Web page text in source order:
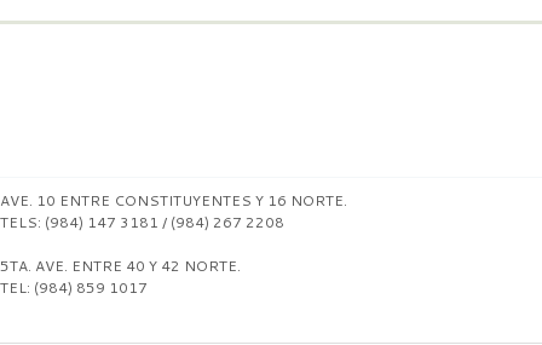
AVE. 10 ENTRE CONSTITUYENTES Y 16 NORTE.
TELS: (984) 147 3181 / (984) 267 2208
5TA. AVE. ENTRE 40 Y 42 NORTE.
TEL: (984) 859 1017